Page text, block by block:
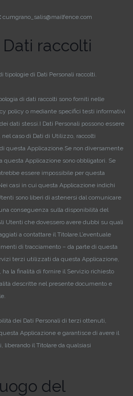
cumgrano_salis@mailfence.com
raccolti
tipologie di Dati Personali raccolti.
di dati raccolti sono forniti nelle
policy o mediante specifici testi informativi
dati stessi.I Dati Personali possono essere
caso di Dati di Utilizzo, raccolti
questa Applicazione.Se non diversamente
questa Applicazione sono obbligatori. Se
essere impossibile per questa
casi in cui questa Applicazione indichi
sono liberi di astenersi dal comunicare
conseguenza sulla disponibilità del
Utenti che dovessero avere dubbi su quali
a contattare il Titolare.L’eventuale
di tracciamento – da parte di questa
terzi utilizzati da questa Applicazione,
la finalità di fornire il Servizio richiesto
descritte nel presente documento e
dei Dati Personali di terzi ottenuti,
Applicazione e garantisce di avere il
liberando il Titolare da qualsiasi
del